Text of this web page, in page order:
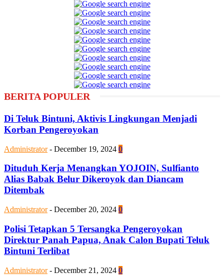
BERITA POPULER
Di Teluk Bintuni, Aktivis Lingkungan Menjadi
Korban Pengeroyokan
Administrator - December 19, 2024 0
Dituduh Kerja Menangkan YOJOIN, Sulfianto
Alias Babak Belur Dikeroyok dan Diancam
Ditembak
Administrator - December 20, 2024 0
Polisi Tetapkan 5 Tersangka Pengeroyokan
Direktur Panah Papua, Anak Calon Bupati Teluk
Bintuni Terlibat
Administrator - December 21, 2024 0